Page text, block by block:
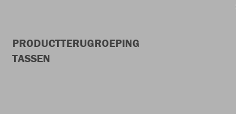
PRODUCTTERUGROEPING
TASSEN